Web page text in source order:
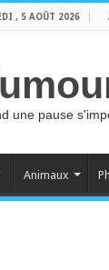
, 5 AOÛT 2026
une pause
Animaux